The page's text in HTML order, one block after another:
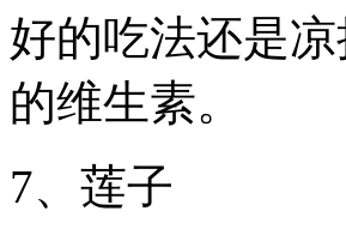
好的吃法还是
的维生素。
7、莲子